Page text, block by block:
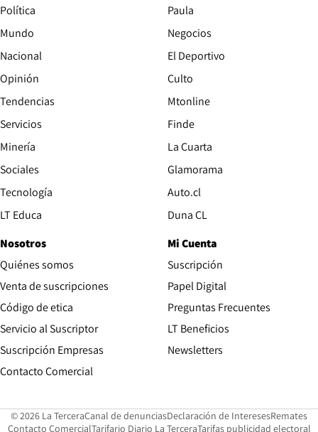
Política
Mundo
Nacional
Opinión
Tendencias
Servicios
Minería
Sociales
Tecnología
LT Educa
Paula
Negocios
El Deportivo
Culto
Mtonline
Finde
La Cuarta
Glamorama
Auto.clOpens in new window
Duna CLOpens in new window
Nosotros
Quiénes somos
Venta de suscripciones
Código de etica Opens in new window
Servicio al Suscriptor
Suscripción Empresas
Contacto ComercialOpens in new window
Mi Cuenta
Suscripción
Papel DigitalOpens in new
Preguntas Frecuentes
LT Beneficios
Newsletters
© 2026 La TerceraCanal de denunciasOpens in new window
Declaración de InteresesOpens in
Remates
Contacto ComercialOpens in new window
Tarifario Diario La TerceraOpens in new window
Tarifas publicidad electoral